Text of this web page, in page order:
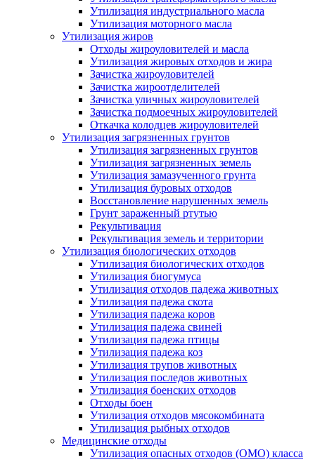
Утилизация индустриального масла
Утилизация моторного масла
Утилизация жиров
Отходы жироуловителей и масла
Утилизация жировых отходов и жира
Зачистка жироуловителей
Зачистка жироотделителей
Зачистка уличных жироуловителей
Зачистка подмоечных жироуловителей
Откачка колодцев жироуловителей
Утилизация загрязненных грунтов
Утилизация загрязненных грунтов
Утилизация загрязненных земель
Утилизация замазученного грунта
Утилизация буровых отходов
Восстановление нарушенных земель
Грунт зараженный ртутью
Рекультивация
Рекультивация земель и территории
Утилизация биологических отходов
Утилизация биологических отходов
Утилизация биогумуса
Утилизация отходов падежа животных
Утилизация падежа скота
Утилизация падежа коров
Утилизация падежа свиней
Утилизация падежа птицы
Утилизация падежа коз
Утилизация трупов животных
Утилизация последов животных
Утилизация боенских отходов
Отходы боен
Утилизация отходов мясокомбината
Утилизация рыбных отходов
Медицинские отходы
Утилизация опасных отходов (ОМО) класса